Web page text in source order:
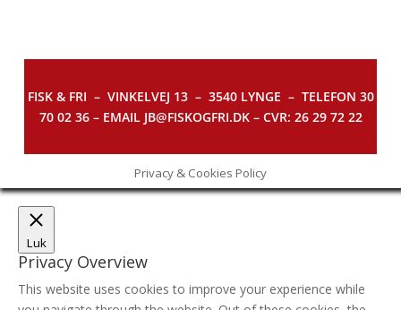
FISK & FRI – VINKELVEJ 13 – 3540 LYNGE – TELEFON 30
70 02 36 – EMAIL JB@FISKOGFRI.DK – CVR: 26 29 72 22
Privacy & Cookies Policy
Luk
Privacy Overview
This website uses cookies to improve your experience while